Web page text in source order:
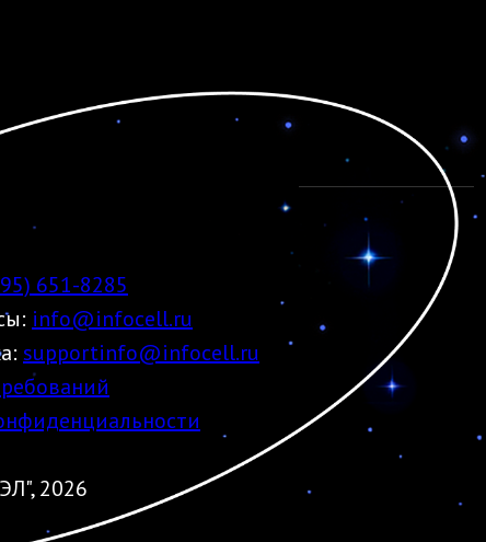
651-8285
info@infocell.ru
supportinfo@infocell.ru
2026